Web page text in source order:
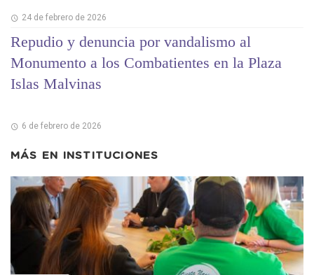
24 de febrero de 2026
Repudio y denuncia por vandalismo al
Monumento a los Combatientes en la Plaza
Islas Malvinas
6 de febrero de 2026
MÁS EN INSTITUCIONES